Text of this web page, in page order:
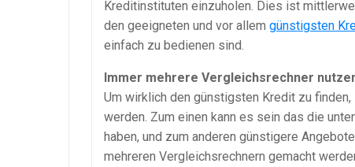
Kreditinstituten einzuholen. Dies ist
den geeigneten und vor allem günstigsten
einfach zu bedienen sind.
Immer mehrere Vergleichsrechner
Um wirklich den günstigsten Kredit zu
werden. Zum einen kann es sein das die
haben, und zum anderen günstigere
mehreren Vergleichsrechnern gemacht